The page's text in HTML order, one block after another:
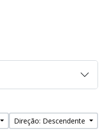
Direção: Descendente